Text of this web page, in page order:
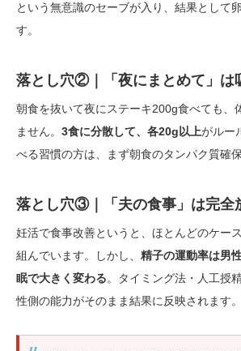
という無意識のセーブが入り、結果として
す。
落とし穴②｜「夜にまとめて」は
朝食を抜いて夜にステーキ200g食べても、
ません。 3食に分散して、各20g以上がルー
べる習慣の方は、まず朝食のタンパク質確
落とし穴③｜「夫の食事」は完全
妊活で食事改善というと、ほとんどのケー
組んでいます。しかし、 精子の運動率は男
眠で大きく変わる。タイミング法・人工授
性側の能力がそのまま結果に反映されます。